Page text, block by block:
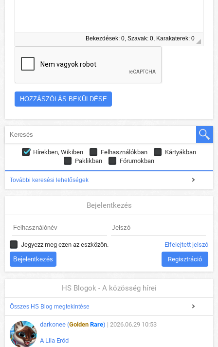
Bekezdések: 0, Szavak: 0, Karakaterek: 0
Hírekben, Wikiben Felhasználókban
Kártyákban
Paklikban
Fórumokban
További keresési lehetőségek
Bejelentkezés
Jegyezz meg ezen az eszközön. Elfelejtett jelszó
Regisztráció
HS Blogok - A közösség hírei
Összes HS Blog megtekintése
darkonee (Golden Rare) | 2026.06.29 10:53
A Lila Erőd